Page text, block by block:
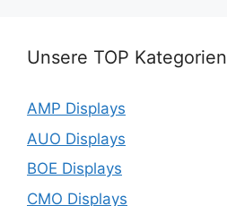
Unsere TOP Kategorien
AMP Displays
AUO Displays
BOE Displays
CMO Displays